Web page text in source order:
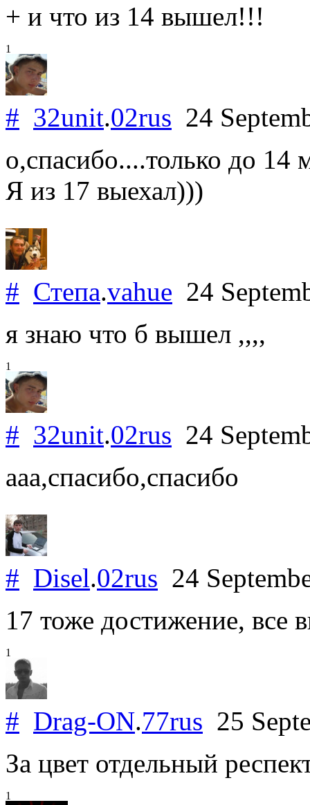
+ и что из 14 вышел!!!
1
# 32unit.02rus 24
о,спасибо....только до 14
Я из 17 выехал)))
# Степа.vahue 24
я знаю что б вышел ,,,,
1
# 32unit.02rus 24
ааа,спасибо,спасибо
# Disel.02rus 24
17 тоже достижение, все
1
# Drag-ON.77rus 25
За цвет отдельный
1